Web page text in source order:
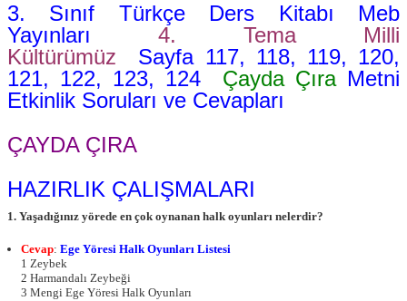
3. Sınıf Türkçe Ders Kitabı Meb
Yayınları 4. Tema Milli
Kültürümüz
Sayfa 117, 118, 119, 120,
121, 122, 123, 124 Çayda ÇıraMetni
Etkinlik Soruları ve Cevapları
ÇAYDA ÇIRA
HAZIRLIK ÇALIŞMALARI
1. Yaşadığınız yörede en çok oynanan halk oyunları nelerdir?
Cevap: Ege Yöresi Halk Oyunları Listesi
1 Zeybek
2 Harmandalı Zeybeği
3 Mengi Ege Yöresi Halk Oyunları